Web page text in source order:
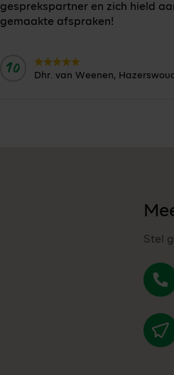
gesprekspartner en zich hield
gemaakte afspraken!
10 Door:
Dhr. van Weenen,
Stel